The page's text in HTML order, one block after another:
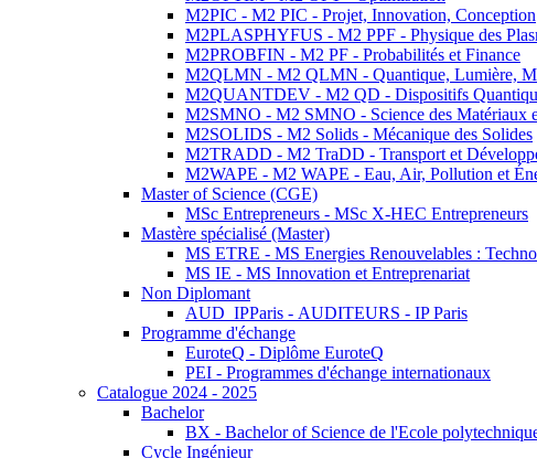
M2PIC - M2 PIC - Projet, Innovation, Conception
M2PLASPHYFUS - M2 PPF - Physique des
M2PROBFIN - M2 PF - Probabilités et Finance
M2QLMN - M2 QLMN - Quantique, Lumière,
M2QUANTDEV - M2 QD - Dispositifs
M2SMNO - M2 SMNO - Science des Matériaux
M2SOLIDS - M2 Solids - Mécanique des Solides
M2TRADD - M2 TraDD - Transport et
M2WAPE - M2 WAPE - Eau, Air, Pollution et
Master of Science (CGE)
MSc Entrepreneurs - MSc X-HEC Entrepreneurs
Mastère spécialisé (Master)
MS ETRE - MS Energies Renouvelables :
MS IE - MS Innovation et Entreprenariat
Non Diplomant
AUD_IPParis - AUDITEURS - IP Paris
Programme d'échange
EuroteQ - Diplôme EuroteQ
PEI - Programmes d'échange internationaux
Catalogue 2024 - 2025
Bachelor
BX - Bachelor of Science de l'Ecole
Cycle Ingénieur